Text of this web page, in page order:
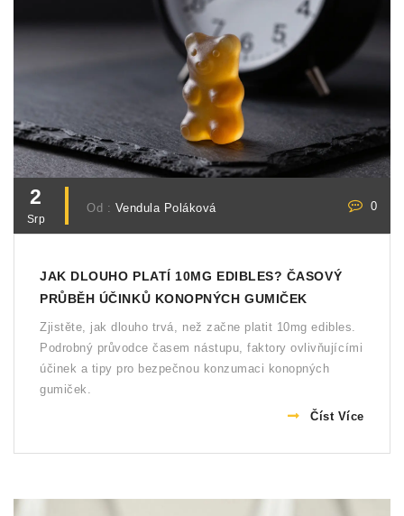
2
Srp
Od : Vendula Poláková 0
JAK DLOUHO PLATÍ 10MG EDIBLES? ČASOVÝ
PRŮBĚH ÚČINKŮ KONOPNÝCH GUMIČEK
Zjistěte, jak dlouho trvá, než začne platit 10mg edibles.
Podrobný průvodce časem nástupu, faktory ovlivňujícími
účinek a tipy pro bezpečnou konzumaci konopných
gumiček.
Číst Více